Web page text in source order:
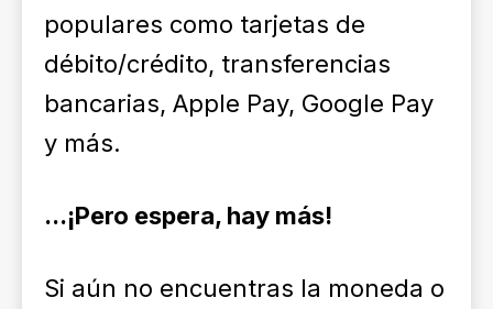
populares como tarjetas de
débito/crédito, transferencias
bancarias, Apple Pay, Google Pay
y más.
...¡Pero espera, hay más!
Si aún no encuentras la moneda o